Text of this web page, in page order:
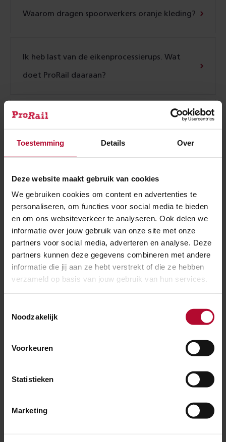
Toestemming Details Over
Deze website maakt gebruik van cookies
We gebruiken cookies om content en advertenties te
personaliseren, om functies voor social media te bieden
en om ons websiteverkeer te analyseren. Ook delen we
informatie over jouw gebruik van onze site met onze
partners voor social media, adverteren en analyse. Deze
partners kunnen deze gegevens combineren met andere
informatie die jij aan ze hebt verstrekt of die ze hebben
verzameld op basis van jouw gebruik van hun services.
Noodzakelijk
Voorkeuren
Statistieken
Marketing
Waarom dragen spoor­werkers oranje kleding?
Ik heb last van de eikenprocessierups. Wat
doet ProRail daaraan?
Zijn er voldoende spooraannemers beschikbaar
Waarom werken we in de zomer hard aan het
spoor?
In hoeverre draagt de nieuwe VL/ICB-post bij
aan een duurzaam ProRail?
Waarom wor­den VL en ICB in de nieuwe post
Wat is een VL/ICB-post en wat doen jullie daar?